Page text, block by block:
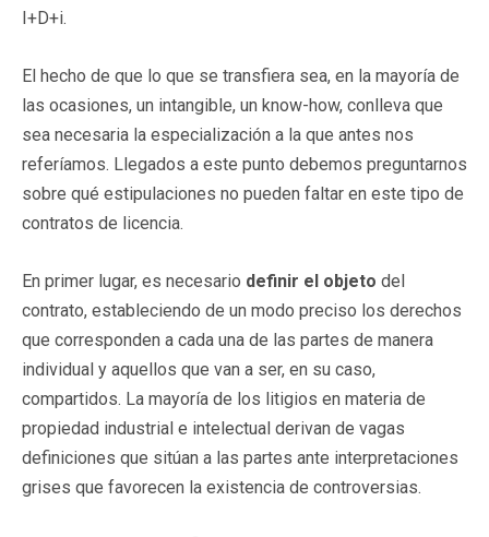
I+D+i.
El hecho de que lo que se transfiera sea, en la mayoría de
las ocasiones, un intangible, un know-how, conlleva que
sea necesaria la especialización a la que antes nos
referíamos. Llegados a este punto debemos preguntarnos
sobre qué estipulaciones no pueden faltar en este tipo de
contratos de licencia.
En primer lugar, es necesario definir el objeto del
contrato, estableciendo de un modo preciso los derechos
que corresponden a cada una de las partes de manera
individual y aquellos que van a ser, en su caso,
compartidos. La mayoría de los litigios en materia de
propiedad industrial e intelectual derivan de vagas
definiciones que sitúan a las partes ante interpretaciones
grises que favorecen la existencia de controversias.